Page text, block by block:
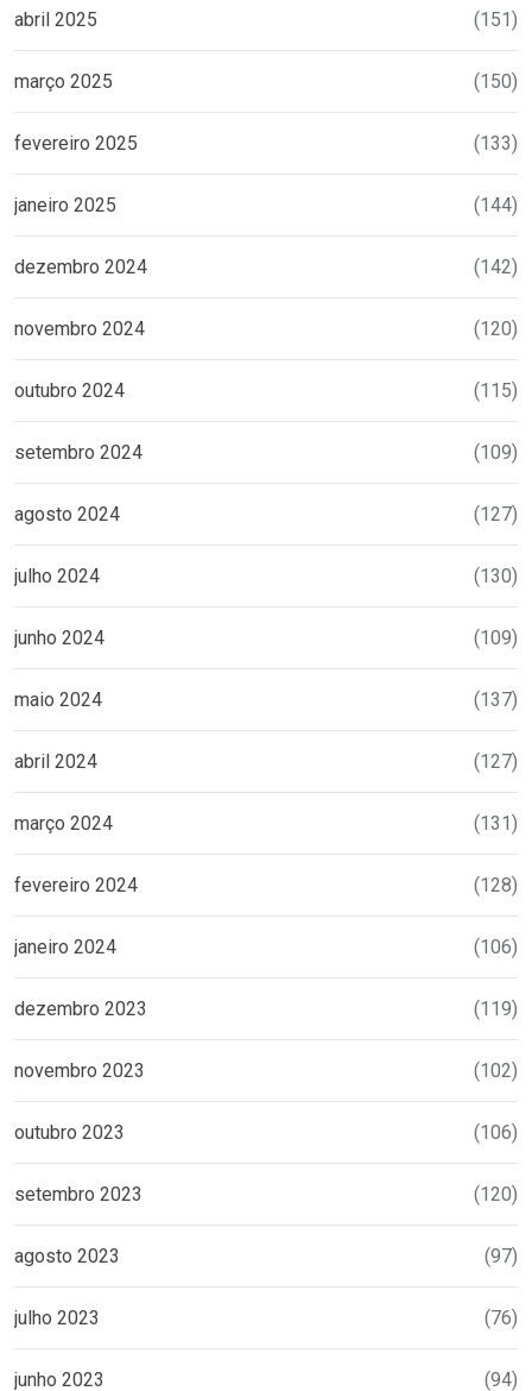
abril 2025 (151)
março 2025 (150)
fevereiro 2025 (133)
janeiro 2025 (144)
dezembro 2024 (142)
novembro 2024 (120)
outubro 2024 (115)
setembro 2024 (109)
agosto 2024 (127)
julho 2024 (130)
junho 2024 (109)
maio 2024 (137)
abril 2024 (127)
março 2024 (131)
fevereiro 2024 (128)
janeiro 2024 (106)
dezembro 2023 (119)
novembro 2023 (102)
outubro 2023 (106)
setembro 2023 (120)
agosto 2023 (97)
julho 2023 (76)
junho 2023 (94)